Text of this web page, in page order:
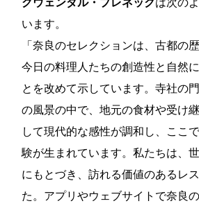
います。
「奈良のセレクションは、古都の
今日の料理人たちの創造性と自然
とを改めて示しています。寺社の
の風景の中で、地元の食材や受け
して現代的な感性が調和し、ここ
験が生まれています。私たちは、
にもとづき、訪れる価値のあるレ
た。アプリやウェブサイトで奈良